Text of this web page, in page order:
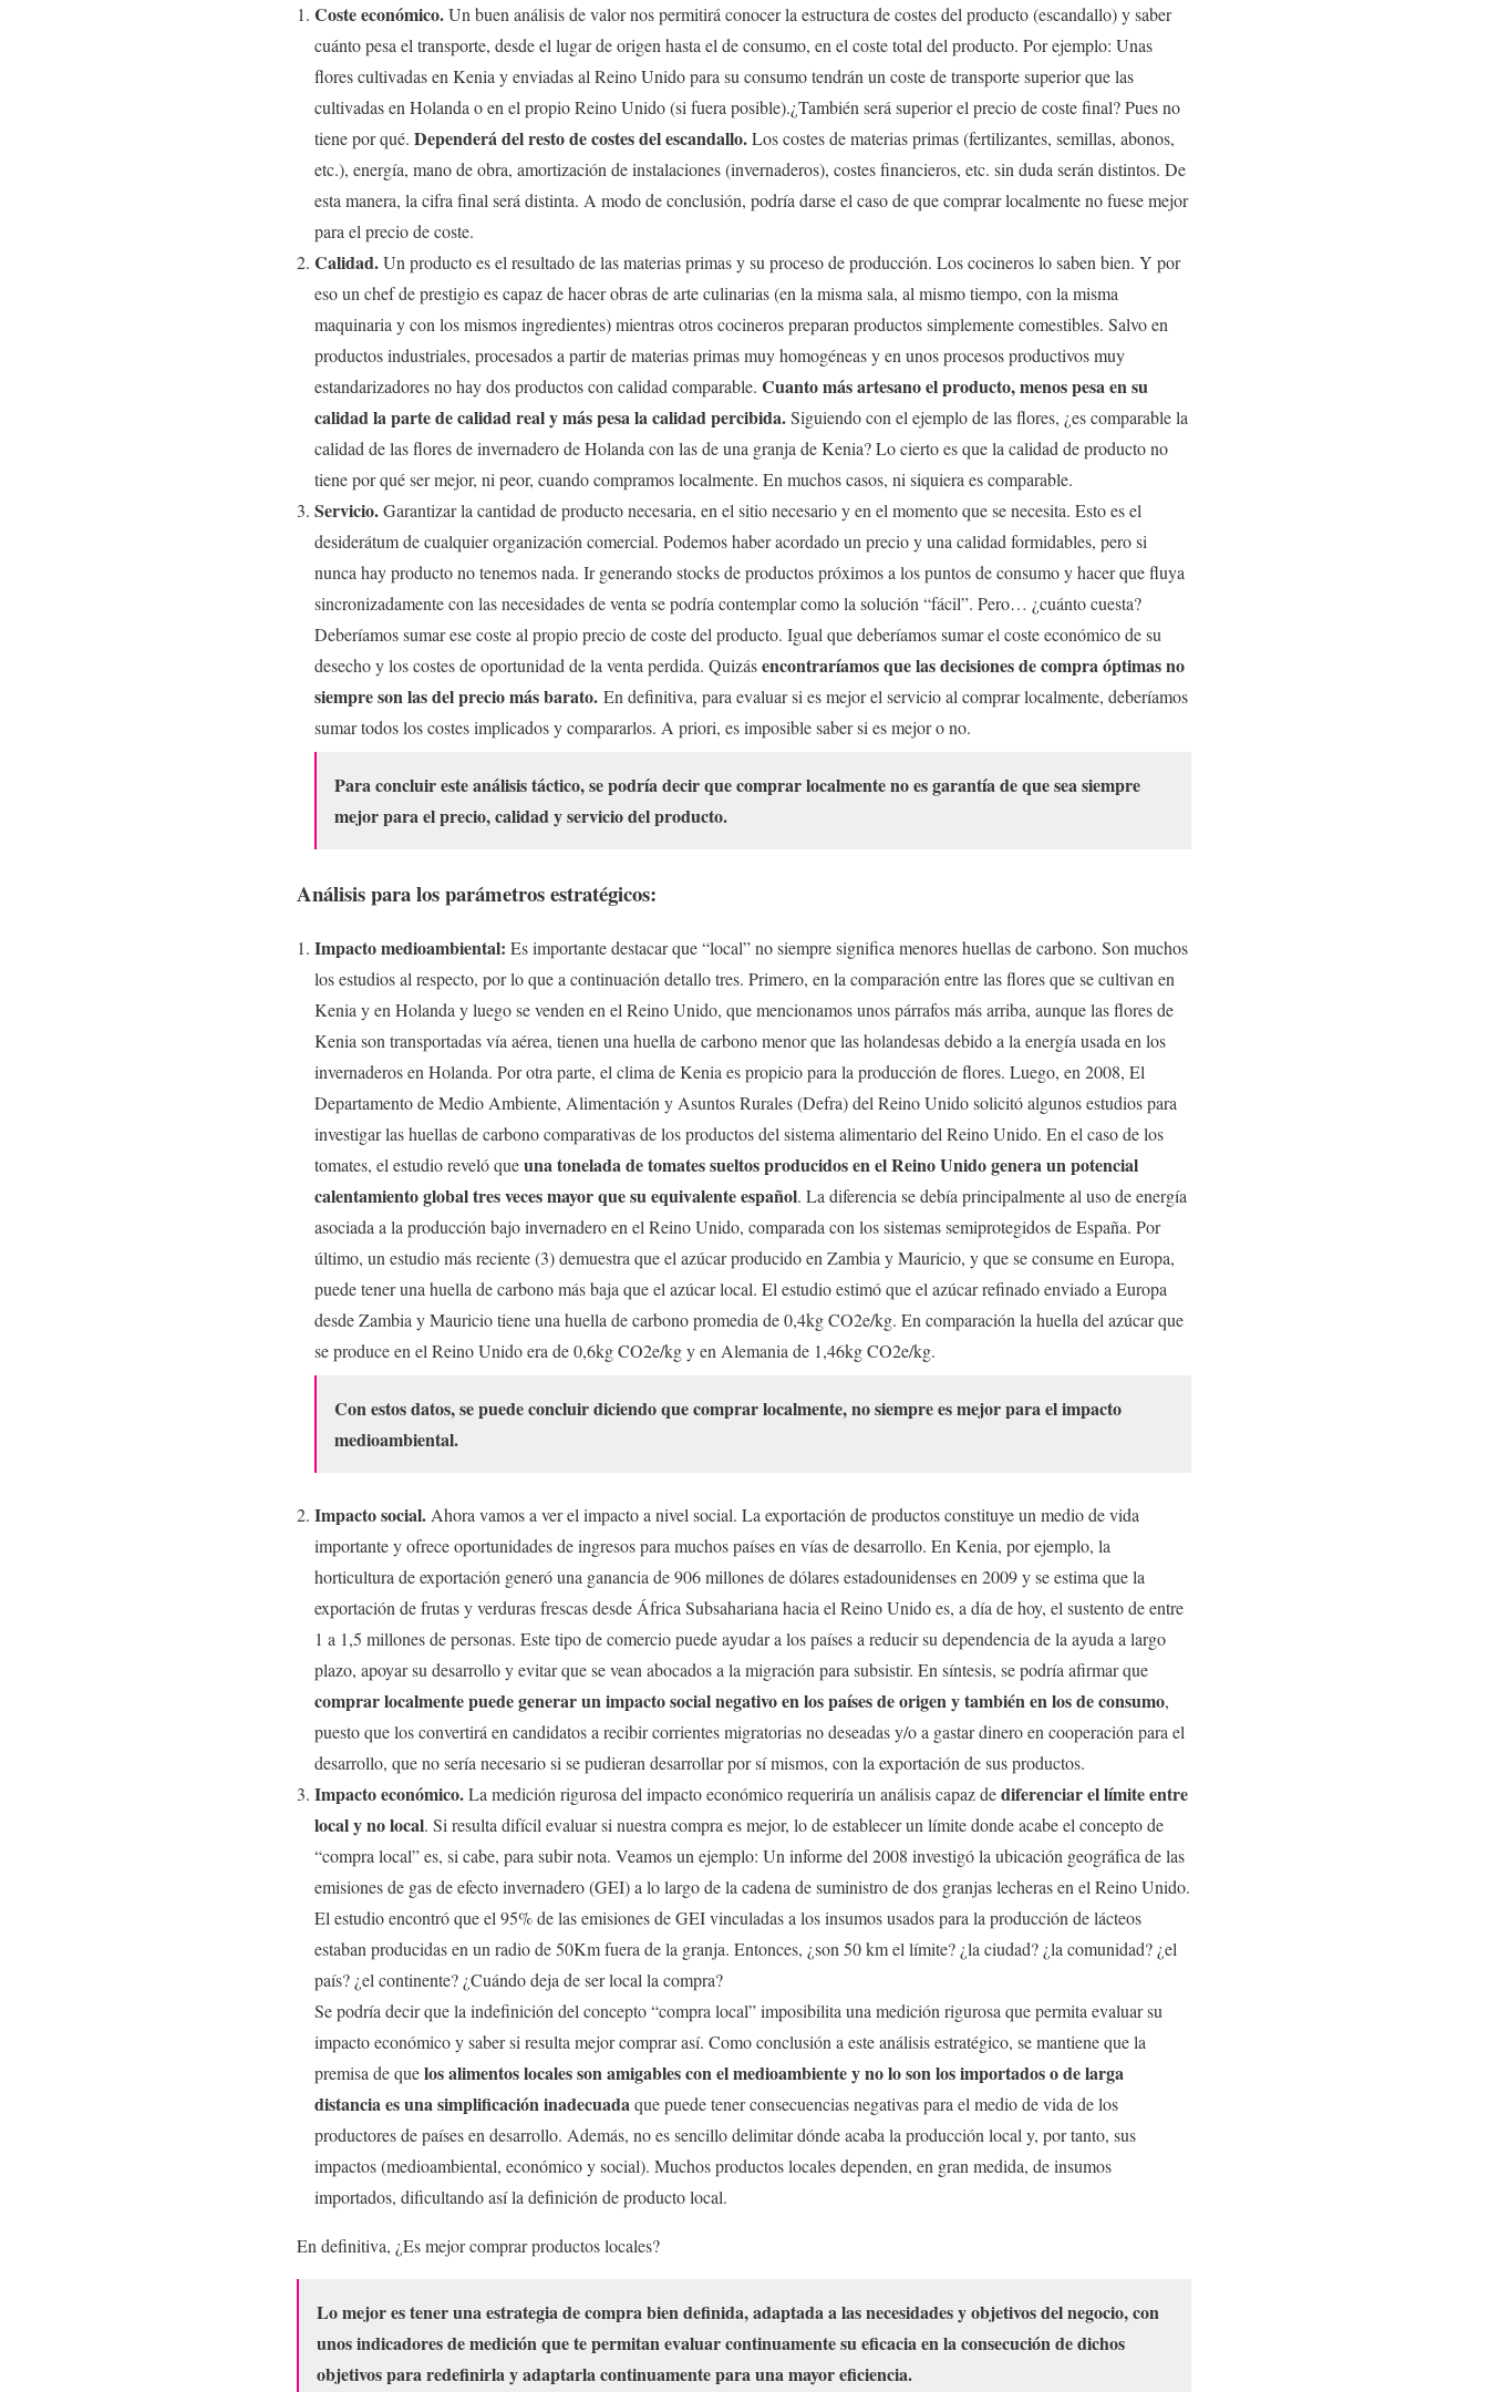
Coste económico.Un buen análisis de valor nos permitirá conocer la estructura de costes del producto (escandallo) y saber
cuánto pesa el transporte, desde el lugar de origen hasta el de consumo, en el coste total del producto. Por ejemplo: Unas
flores cultivadas en Kenia y enviadas al Reino Unido para su consumo tendrán un coste de transporte superior que las
cultivadas en Holanda o en el propio Reino Unido (si fuera posible).¿También será superior el precio de coste final? Pues no
tiene por qué. Dependerá del resto de costes del escandallo.Los costes de materias primas (fertilizantes, semillas, abonos,
etc.), energía, mano de obra, amortización de instalaciones (invernaderos), costes financieros, etc. sin duda serán distintos. De
esta manera, la cifra final será distinta. A modo de conclusión, podría darse el caso de que comprar localmente no fuese mejor
para el precio de coste.
Calidad.Un producto es el resultado de las materias primas y su proceso de producción. Los cocineros lo saben bien. Y por
eso un chef de prestigio es capaz de hacer obras de arte culinarias (en la misma sala, al mismo tiempo, con la misma
maquinaria y con los mismos ingredientes) mientras otros cocineros preparan productos simplemente comestibles. Salvo en
productos industriales, procesados a partir de materias primas muy homogéneas y en unos procesos productivos muy
estandarizadores no hay dos productos con calidad comparable. Cuanto más artesano el producto, menos pesa en su
calidad la parte de calidad real y más pesa la calidad percibida.Siguiendo con el ejemplo de las flores, ¿es comparable la
calidad de las flores de invernadero de Holanda con las de una granja de Kenia? Lo cierto es que la calidad de producto no
tiene por qué ser mejor, ni peor, cuando compramos localmente. En muchos casos, ni siquiera es comparable.
Servicio.Garantizar la cantidad de producto necesaria, en el sitio necesario y en el momento que se necesita. Esto es el
desiderátum de cualquier organización comercial. Podemos haber acordado un precio y una calidad formidables, pero si
nunca hay producto no tenemos nada. Ir generando stocks de productos próximos a los puntos de consumo y hacer que fluya
sincronizadamente con las necesidades de venta se podría contemplar como la solución “fácil”. Pero… ¿cuánto cuesta?
Deberíamos sumar ese coste al propio precio de coste del producto. Igual que deberíamos sumar el coste económico de su
desecho y los costes de oportunidad de la venta perdida. Quizásencontraríamos que las decisiones de compra óptimas no
siempre son las del precio más barato. En definitiva, para evaluar si es mejor el servicio al comprar localmente, deberíamos
sumar todos los costes implicados y compararlos. A priori, es imposible saber si es mejor o no.
Para concluir este análisis táctico, se podría decir que comprar localmente no es garantía de que sea siempre
mejor para el precio, calidad y servicio del producto.
Análisis para los parámetros estratégicos:
Impacto medioambiental: Es importante destacar que “local” no siempre significa menores huellas de carbono. Son muchos
los estudios al respecto, por lo que a continuación detallo tres. Primero, en la comparación entre las flores que se cultivan en
Kenia y en Holanda y luego se venden en el Reino Unido, que mencionamos unos párrafos más arriba, aunque las flores de
Kenia son transportadas vía aérea, tienen una huella de carbono menor que las holandesas debido a la energía usada en los
invernaderos en Holanda. Por otra parte, el clima de Kenia es propicio para la producción de flores. Luego, en 2008, El
Departamento de Medio Ambiente, Alimentación y Asuntos Rurales (Defra) del Reino Unido solicitó algunos estudios para
investigar las huellas de carbono comparativas de los productos del sistema alimentario del Reino Unido. En el caso de los
tomates, el estudio reveló queuna tonelada de tomates sueltos producidos en el Reino Unido genera un potencial
calentamiento global tres veces mayor que su equivalente español. La diferencia se debía principalmente al uso de energía
asociada a la producción bajo invernadero en el Reino Unido, comparada con los sistemas semiprotegidos de España. Por
último, un estudio más reciente (3) demuestra que el azúcar producido en Zambia y Mauricio, y que se consume en Europa,
puede tener una huella de carbono más baja que el azúcar local. El estudio estimó que el azúcar refinado enviado a Europa
desde Zambia y Mauricio tiene una huella de carbono promedia de 0,4kg CO2e/kg. En comparación la huella del azúcar que
se produce en el Reino Unido era de 0,6kg CO2e/kg y en Alemania de 1,46kg CO2e/kg.
Con estos datos, se puede concluir diciendo que comprar localmente, no siempre es mejor para el impacto
medioambiental.
Impacto social. Ahora vamos a ver el impacto a nivel social. La exportación de productos constituye un medio de vida
importante y ofrece oportunidades de ingresos para muchos países en vías de desarrollo. En Kenia, por ejemplo, la
horticultura de exportación generó una ganancia de 906 millones de dólares estadounidenses en 2009 y se estima que la
exportación de frutas y verduras frescas desde África Subsahariana hacia el Reino Unido es, a día de hoy, el sustento de entre
1 a 1,5 millones de personas. Este tipo de comercio puede ayudar a los países a reducir su dependencia de la ayuda a largo
plazo, apoyar su desarrollo y evitar que se vean abocados a la migración para subsistir. En síntesis, se podría afirmar que
comprar localmente puede generar un impacto social negativo en los países de origen y también en los de consumo,
puesto que los convertirá en candidatos a recibir corrientes migratorias no deseadas y/o a gastar dinero en cooperación para el
desarrollo, que no sería necesario si se pudieran desarrollar por sí mismos, con la exportación de sus productos.
Impacto económico.La medición rigurosa del impacto económico requeriría un análisis capaz dediferenciar el límite entre
local y no local. Si resulta difícil evaluar si nuestra compra es mejor, lo de establecer un límite donde acabe el concepto de
“compra local” es, si cabe, para subir nota. Veamos un ejemplo: Un informe del 2008 investigó la ubicación geográfica de las
emisiones de gas de efecto invernadero (GEI) a lo largo de la cadena de suministro de dos granjas lecheras en el Reino Unido.
El estudio encontró que el 95% de las emisiones de GEI vinculadas a los insumos usados para la producción de lácteos
estaban producidas en un radio de 50Km fuera de la granja. Entonces, ¿son 50 km el límite? ¿la ciudad? ¿la comunidad? ¿el
país? ¿el continente? ¿Cuándo deja de ser local la compra?
Se podría decir que la indefinición del concepto “compra local” imposibilita una medición rigurosa que permita evaluar su
impacto económico y saber si resulta mejor comprar así. Como conclusión a este análisis estratégico, se mantiene que la
premisa de quelos alimentos locales son amigables con el medioambiente y no lo son los importados o de larga
distancia es una simplificación inadecuadaque puede tener consecuencias negativas para el medio de vida de los
productores de países en desarrollo. Además, no es sencillo delimitar dónde acaba la producción local y, por tanto, sus
impactos (medioambiental, económico y social). Muchos productos locales dependen, en gran medida, de insumos
importados, dificultando así la definición de producto local.
En definitiva, ¿Es mejor comprar productos locales?
Lo mejor es tener una estrategia de compra bien definida, adaptada a las necesidades y objetivos del negocio, con
unos indicadores de medición que te permitan evaluar continuamente su eficacia en la consecución de dichos
objetivos para redefinirla y adaptarla continuamente para una mayor eficiencia.